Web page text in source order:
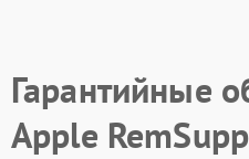
Гарантийные
Apple